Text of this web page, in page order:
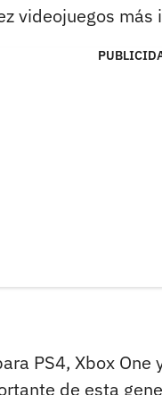
videojuegos
PS4, Xbox One
de esta